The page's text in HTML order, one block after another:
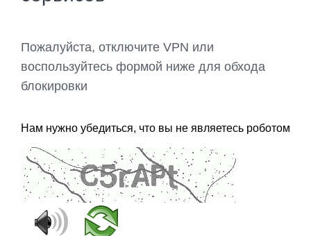
Пожалуйста, отключите VPN или
воспользуйтесь формой ниже для обхода
блокировки
Нам нужно убедиться, что вы не являетесь роботом